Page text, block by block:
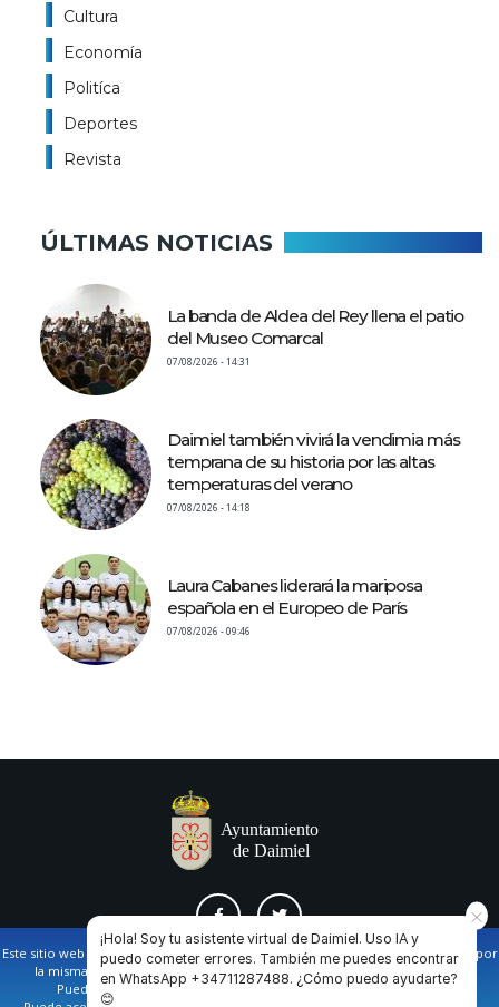
Cultura
Economía
Politíca
Deportes
Revista
ÚLTIMAS NOTICIAS
La banda de Aldea del Rey llena el patio
del Museo Comarcal
07/08/2026 - 14:31
Daimiel también vivirá la vendimia más
temprana de su historia por las altas
temperaturas del verano
07/08/2026 - 14:18
Laura Cabanes liderará la mariposa
española en el Europeo de París
07/08/2026 - 09:46
AVISO LEGAL Y POLÍTICA DE PRIVACIDAD COOKIES CONTACTO
Este sitio web utiliza cookies propias y de terceros para facilitar la navegación por
la misma y obtener datos estadísticos de la navegación de los usuarios.
Puede obtener más información en nuestrapolítica de cookies
¡Hola! Soy tu asistente virtual de Daimiel. Uso IA y
puedo cometer errores. También me puedes encontrar
en WhatsApp +34711287488. ¿Cómo puedo ayudarte?
😊